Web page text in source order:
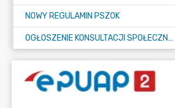
NOWY REGULAMIN PSZOK
OGŁOSZENIE KONSULTACJI SPOŁECZNYCH